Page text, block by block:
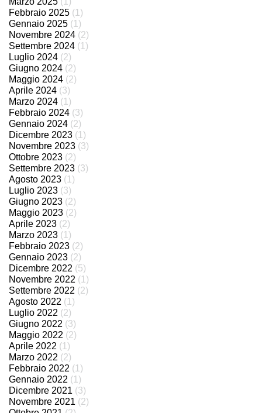
Febbraio 2025 (1)
Gennaio 2025 (1)
Novembre 2024 (2)
Settembre 2024 (1)
Luglio 2024 (2)
Giugno 2024 (2)
Maggio 2024 (2)
Aprile 2024 (3)
Marzo 2024 (1)
Febbraio 2024 (3)
Gennaio 2024 (2)
Dicembre 2023 (1)
Novembre 2023 (3)
Ottobre 2023 (2)
Settembre 2023 (3)
Agosto 2023 (1)
Luglio 2023 (3)
Giugno 2023 (2)
Maggio 2023 (2)
Aprile 2023 (2)
Marzo 2023 (1)
Febbraio 2023 (2)
Gennaio 2023 (2)
Dicembre 2022 (5)
Novembre 2022 (1)
Settembre 2022 (2)
Agosto 2022 (1)
Luglio 2022 (2)
Giugno 2022 (3)
Maggio 2022 (2)
Aprile 2022 (1)
Marzo 2022 (2)
Febbraio 2022 (1)
Gennaio 2022 (1)
Dicembre 2021 (3)
Novembre 2021 (2)